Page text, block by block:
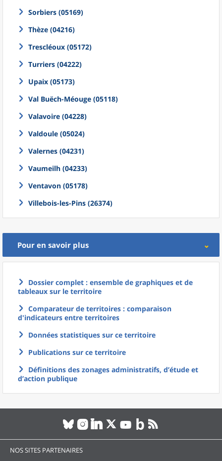
Sorbiers (05169)
Thèze (04216)
Trescléoux (05172)
Turriers (04222)
Upaix (05173)
Val Buëch-Méouge (05118)
Valavoire (04228)
Valdoule (05024)
Valernes (04231)
Vaumeilh (04233)
Ventavon (05178)
Villebois-les-Pins (26374)
Pour en savoir plus
Dossier complet : ensemble de graphiques et de
tableaux sur le territoire
Comparateur de territoires : comparaison
d'indicateurs entre territoires
Données statistiques sur ce territoire
Publications sur ce territoire
Définitions des zonages administratifs, d’étude et
d’action publique
NOS SITES PARTENAIRES